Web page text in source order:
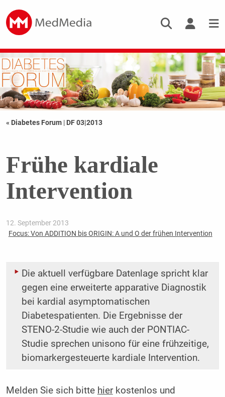
« Diabetes Forum | DF 03|2013
Frühe kardiale
Intervention
12. September 2013
Focus: Von ADDITION bis ORIGIN: A und O der frühen Intervention
Die aktuell verfügbare Datenlage spricht klar
gegen eine erweiterte apparative Diagnostik
bei kardial asymptomatischen
Diabetespatienten. Die Ergebnisse der
STENO-2-Studie wie auch der PONTIAC-
Studie sprechen unisono für eine frühzeitige,
biomarkergesteuerte kardiale Intervention.
Melden Sie sich bitte hierkostenlos und